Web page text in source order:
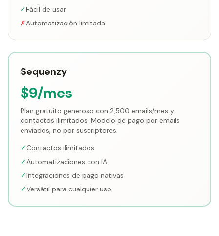
✓Fácil de usar
✗Automatización limitada
Sequenzy
$9/mes
Plan gratuito generoso con 2,500 emails/mes y
contactos ilimitados. Modelo de pago por emails
enviados, no por suscriptores.
✓Contactos ilimitados
✓Automatizaciones con IA
✓Integraciones de pago nativas
✓Versátil para cualquier uso